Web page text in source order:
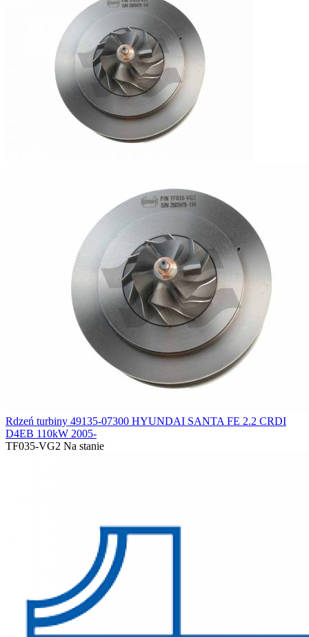
Rdzeń turbiny 49135-07300 HYUNDAI SANTA FE 2.2 CRDI
D4EB 110kW 2005-
TF035-VG2 Na stanie